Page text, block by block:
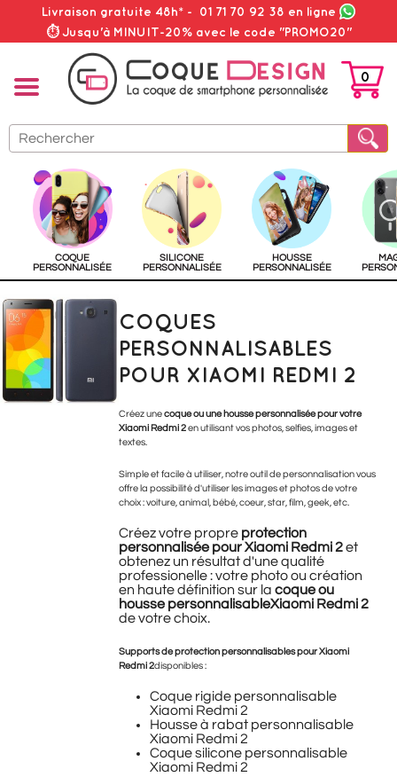
Livraison gratuite 48h* - 01 71 70 92 38 en ligne
⏱ Jusqu'à MINUIT-20% avec le code "PROMO20"
PANIER
0
COQUE
PERSONNALISÉE
SILICONE
PERSONNALISÉE
HOUSSE
PERSONNALISÉE
COQUES
PERSONNALISABLES
POUR XIAOMI REDMI 2
Créez unecoque ou une housse personnalisée pour votre
Xiaomi Redmi 2en utilisant vos photos, selfies, images et
textes.
Simple et facile à utiliser, notre outil de personnalisation vous
offre la possibilité d'utiliser les images et photos de votre
choix : voiture, animal, bébé, coeur, star, film, geek, etc.
Créez votre propre protection
personnalisée pour Xiaomi Redmi 2et
obtenez un résultat d'une qualité
professionelle : votre photo ou création
en haute définition sur lacoque ou
housse personnalisableXiaomi Redmi 2
de votre choix.
Supports de protection personnalisables pour Xiaomi
Redmi 2disponibles :
Coque rigide personnalisable
Xiaomi Redmi 2
Housse à rabat personnalisable
Xiaomi Redmi 2
Coque silicone personnalisable
Xiaomi Redmi 2